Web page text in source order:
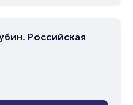
Российская